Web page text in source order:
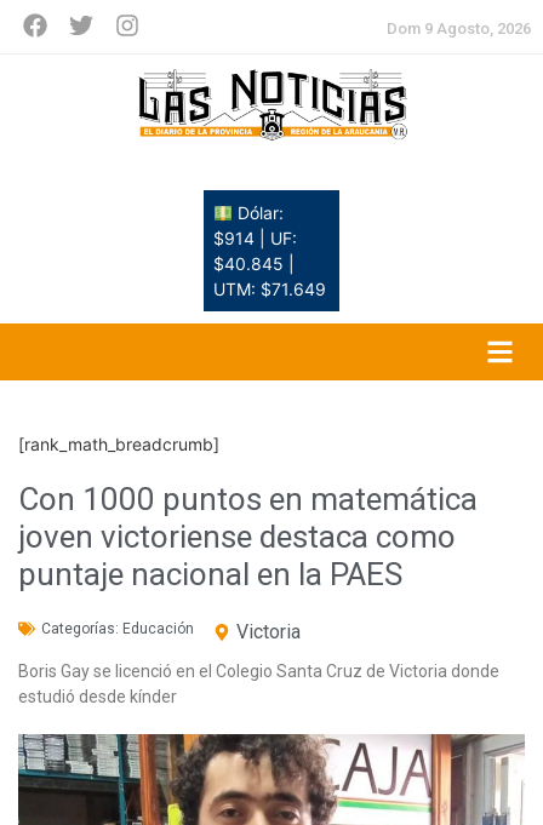
Dom 9 Agosto, 2026
Dólar:
$914 | UF:
$40.845 |
UTM: $71.649
[rank_math_breadcrumb]
Con 1000 puntos en matemática
joven victoriense destaca como
puntaje nacional en la PAES
Categorías: Educación Victoria
Boris Gay se licenció en el Colegio Santa Cruz de Victoria donde
estudió desde kínder